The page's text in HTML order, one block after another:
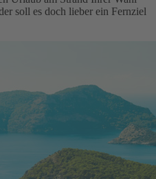
soll es doch lieber ein Fernziel